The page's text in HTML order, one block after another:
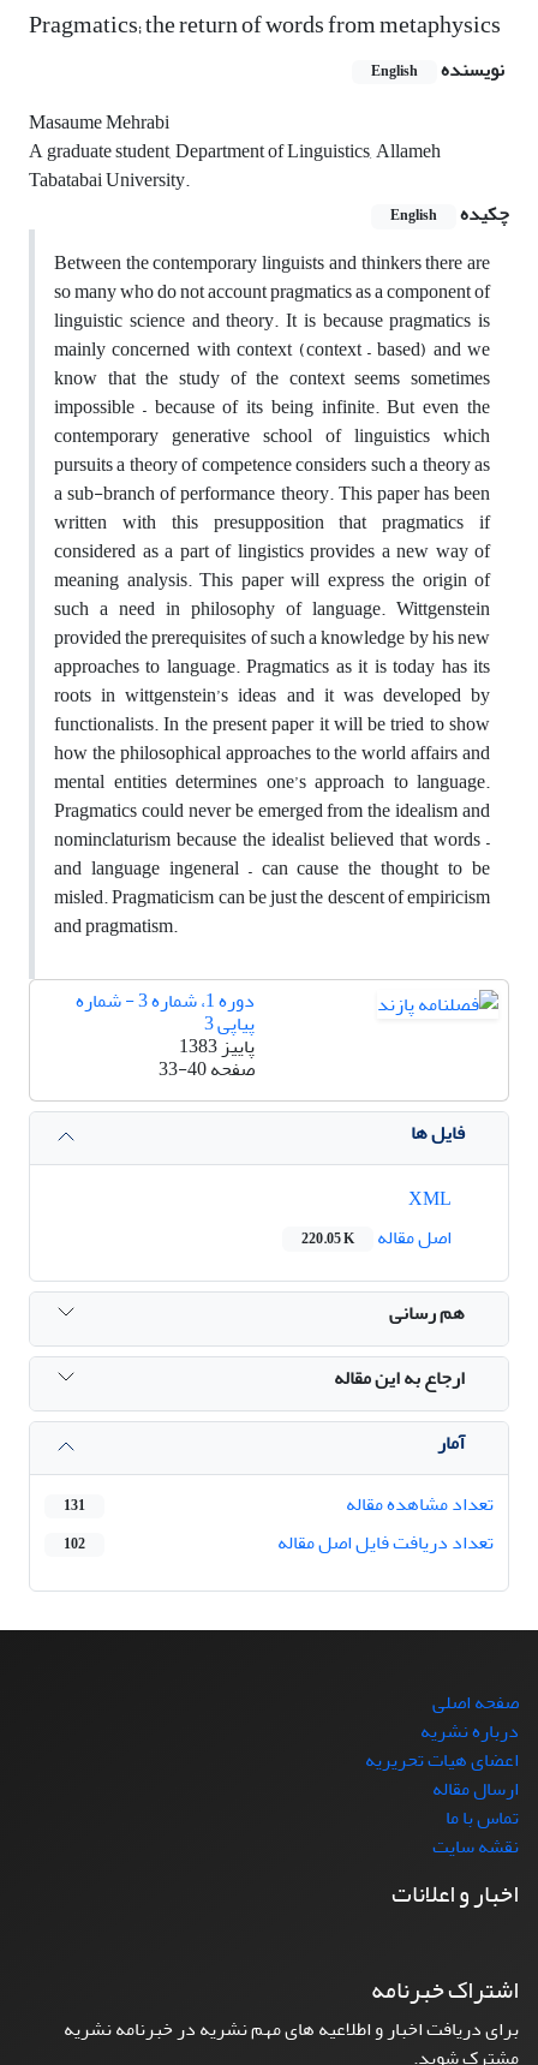
Pragmatics; the return of words from metaphysics
نویسنده English
Masaume Mehrabi
A graduate student, Department of Linguistics, Allameh
Tabatabai University.
چکیده
English
Between the contemporary linguists and thinkers there are
so many who do not account pragmatics as a component of
linguistic science and theory. It is because pragmatics is
mainly concerned with context (context – based) and we
know that the study of the context seems sometimes
impossible – because of its being infinite. But even the
contemporary generative school of linguistics which
pursuits a theory of competence considers such a theory as
a sub-branch of performance theory. This paper has been
written with this presupposition that pragmatics if
considered as a part of lingistics provides a new way of
meaning analysis. This paper will express the origin of
such a need in philosophy of language. Wittgenstein
provided the prerequisites of such a knowledge by his new
approaches to language. Pragmatics as it is today has its
roots in wittgenstein’s ideas and it was developed by
functionalists. In the present paper it will be tried to show
how the philosophical approaches to the world affairs and
mental entities determines one’s approach to language.
Pragmatics could never be emerged from the idealism and
nominclaturism because the idealist believed that words –
and language ingeneral – can cause the thought to be
misled. Pragmaticism can be just the descent of empiricism
and pragmatism.
دوره 1، شماره 3 - شماره
پیاپی 3
پاییز 1383
صفحه33-40
فایل ها
اصل مقاله
220.05 K
هم رسانی
ارجاع به این مقاله
آمار
تعداد مشاهده مقاله
131
تعداد دریافت فایل اصل مقاله 102
صفحه اصلی
درباره نشریه
اعضای هیات تحریریه
ارسال مقاله
تماس با ما
نقشه سایت
اخبار و اعلانات
اشتراک خبرنامه
برای دریافت اخبار و اطلاعیه های مهم نشریه در خبرنامه نشریه
مشترک شوید.